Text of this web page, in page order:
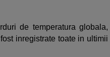
de temperatura globala,
inregistrate toate in ultimii